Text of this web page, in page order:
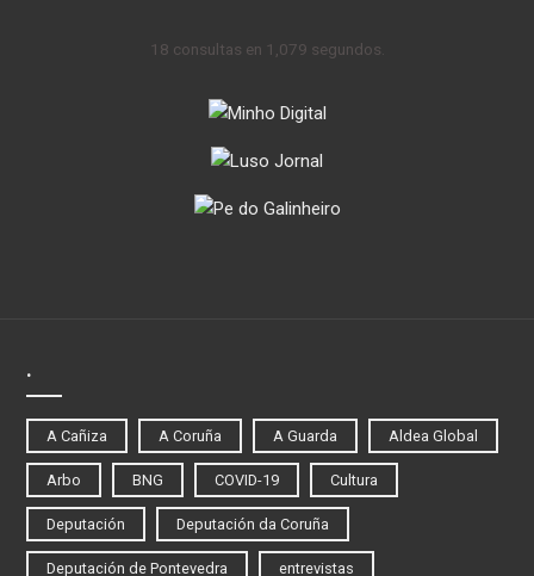
18 consultas en 1,079 segundos.
.
A Cañiza A Coruña A Guarda Aldea Global
Arbo BNG COVID-19 Cultura
Deputación Deputación da Coruña
Deputación de Pontevedra entrevistas